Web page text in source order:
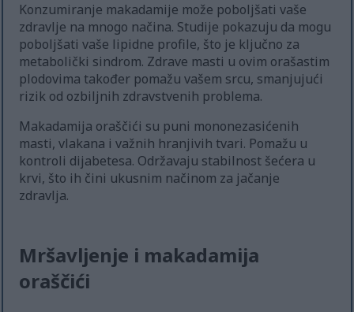
Konzumiranje makadamije može poboljšati vaše
zdravlje na mnogo načina. Studije pokazuju da mogu
poboljšati vaše lipidne profile, što je ključno za
metabolički sindrom. Zdrave masti u ovim orašastim
plodovima također pomažu vašem srcu, smanjujući
rizik od ozbiljnih zdravstvenih problema.
Makadamija oraščići su puni mononezasićenih
masti, vlakana i važnih hranjivih tvari. Pomažu u
kontroli dijabetesa. Održavaju stabilnost šećera u
krvi, što ih čini ukusnim načinom za jačanje
zdravlja.
Mršavljenje i makadamija
oraščići